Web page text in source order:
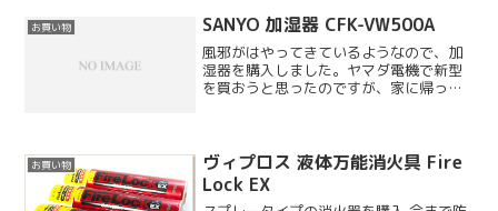
お買い物 SANYO 加湿器 CFK-VW500A
風邪がはやってきているようなので、加
湿器を購入しました。ヤマダ電機で新型
を買おうと思ったのですが、家に帰って
ったのでこちらを購入しま...
お買い物
ヴィプロス 液体万能消火具 Fire
Lock EX